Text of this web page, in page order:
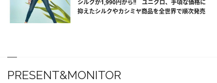
シルクが1,990円から!! ユニクロ、手頃な価格に
抑えたシルクやカシミヤ商品を全世界で順次発売
PRESENT&MONITOR